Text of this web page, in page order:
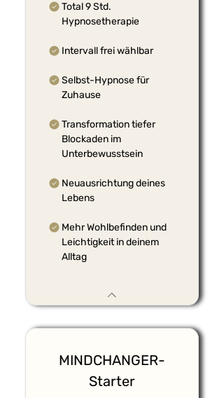
Total 9 Std.
Hypnosetherapie
Intervall frei wählbar
Selbst-Hypnose für
Zuhause
Transformation tiefer
Blockaden im
Unterbewusstsein
Neuausrichtung deines
Lebens
Mehr Wohlbefinden und
Leichtigkeit in deinem
Alltag
MINDCHANGER-
Starter